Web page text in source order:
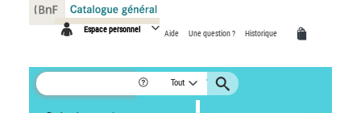
Espace personnel Aide Une question ? Historique
Tout
Panneau de gestion des cookies